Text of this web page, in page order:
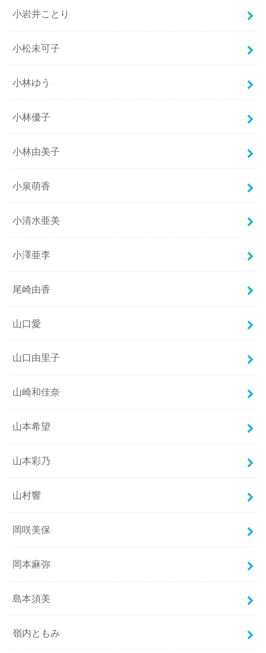
小岩井ことり
小松未可子
小林ゆう
小林優子
小林由美子
小泉萌香
小清水亜美
小澤亜李
尾崎由香
山口愛
山口由里子
山崎和佳奈
山本希望
山本彩乃
山村響
岡咲美保
岡本麻弥
島本須美
嶺内ともみ